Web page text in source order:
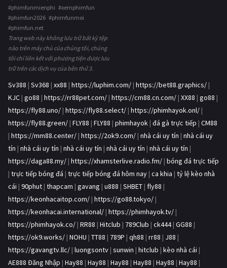
#phimfunmienphi #xemphimfun
#phimfun2026 #phimfunmoi
#phimfun.net
Trang web này không lưu trữ bất kỳ tệp
nào trên máy chủ của chúng tôi, chúng
tôi chỉ liên kết với phương tiện được lưu
trữ trên các dịch vụ của bên thứ 3.
Sv388 | Sv368 | xx88 | https://luphim.com/ | https://bet88.graphics/ |
KJC | go88 | https://rr88pet.com/ | https://cm88.cn.com/ | XX88 | go88 |
https://fly88.uno/ | https://fly88.select/ | https://phimhayok.onl/ |
https://fly88.green/ | FLY88 | FLY88 | phimhayok | đá gà trực tiếp | CM88
| https://mm88.center/ | https://2ok9.com/ | nhà cái uy tín | nhà cái uy
tín | nhà cái uy tín | nhà cái uy tín | nhà cái uy tín | nhà cái uy tín |
https://daga88.my/ | https://xhamsterlive.radio.fm/ | bóng đá trực tiếp
| trực tiếp bóng đá | trực tiếp bóng đá hôm nay | ca khia | tỷ lệ kèo nhà
cái | 90phut | thapcam | gavang | u888 | SHBET | fly88 |
https://keonhacaitop.com/ | https://go88.tokyo/ |
https://keonhacai.international/ | https://phimhayok.tv/ |
https://phimhayok.co/ | RR88 | Hitclub | 789Club | ck444| GG88 |
https://ok9.works/ | NOHU | TT88 | 789P | qh88 | rr88 | J88 |
https://gavangtv.llc/ | luongsontv | sunwin | hitclub | kèo nhà cái |
AE888 Đăng Nhập | Hay88 | Hay88 | Hay88 | Hay88 | Hay88 | Hay88 |